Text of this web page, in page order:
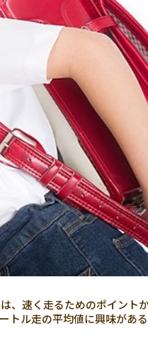
、速く走るためのポイント
トル走の平均値に興味があ